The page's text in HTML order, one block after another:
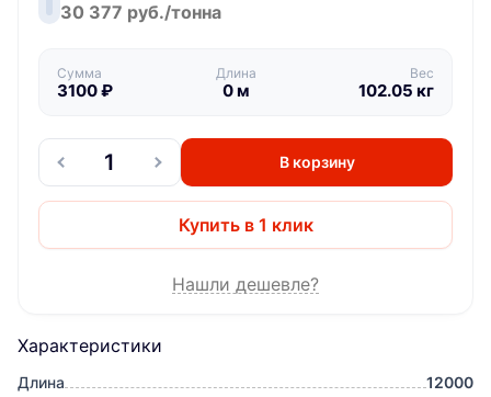
Характеристики
Длина
12000
30 377 руб./тонна
Сумма
3100₽
Длина
0м
Вес
102.05 кг
В корзину
Купить в 1 клик
Нашли дешевле?